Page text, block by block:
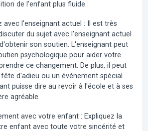
de l'enfant plus fluide :
avec l'enseignant actuel : Il est très
du sujet avec l'enseignant actuel
son soutien. L'enseignant peut
psychologique pour aider votre
ce changement. De plus, il peut
d'adieu ou un événement spécial
puisse dire au revoir à l'école et à ses
agréable.
avec votre enfant : Expliquez la
enfant avec toute votre sincérité et